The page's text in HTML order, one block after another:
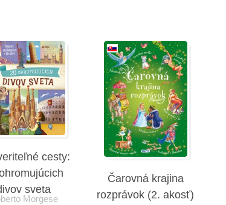
cesty:
sveta
Morgese
Čarovná krajina
rozprávok (2. akosť)